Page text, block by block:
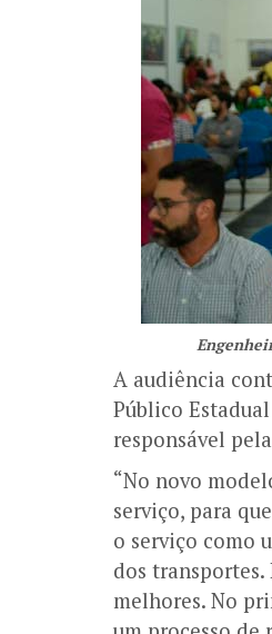
A audiência
Público
responsável
“No novo
serviço, para
o serviço como
dos
melhores. No